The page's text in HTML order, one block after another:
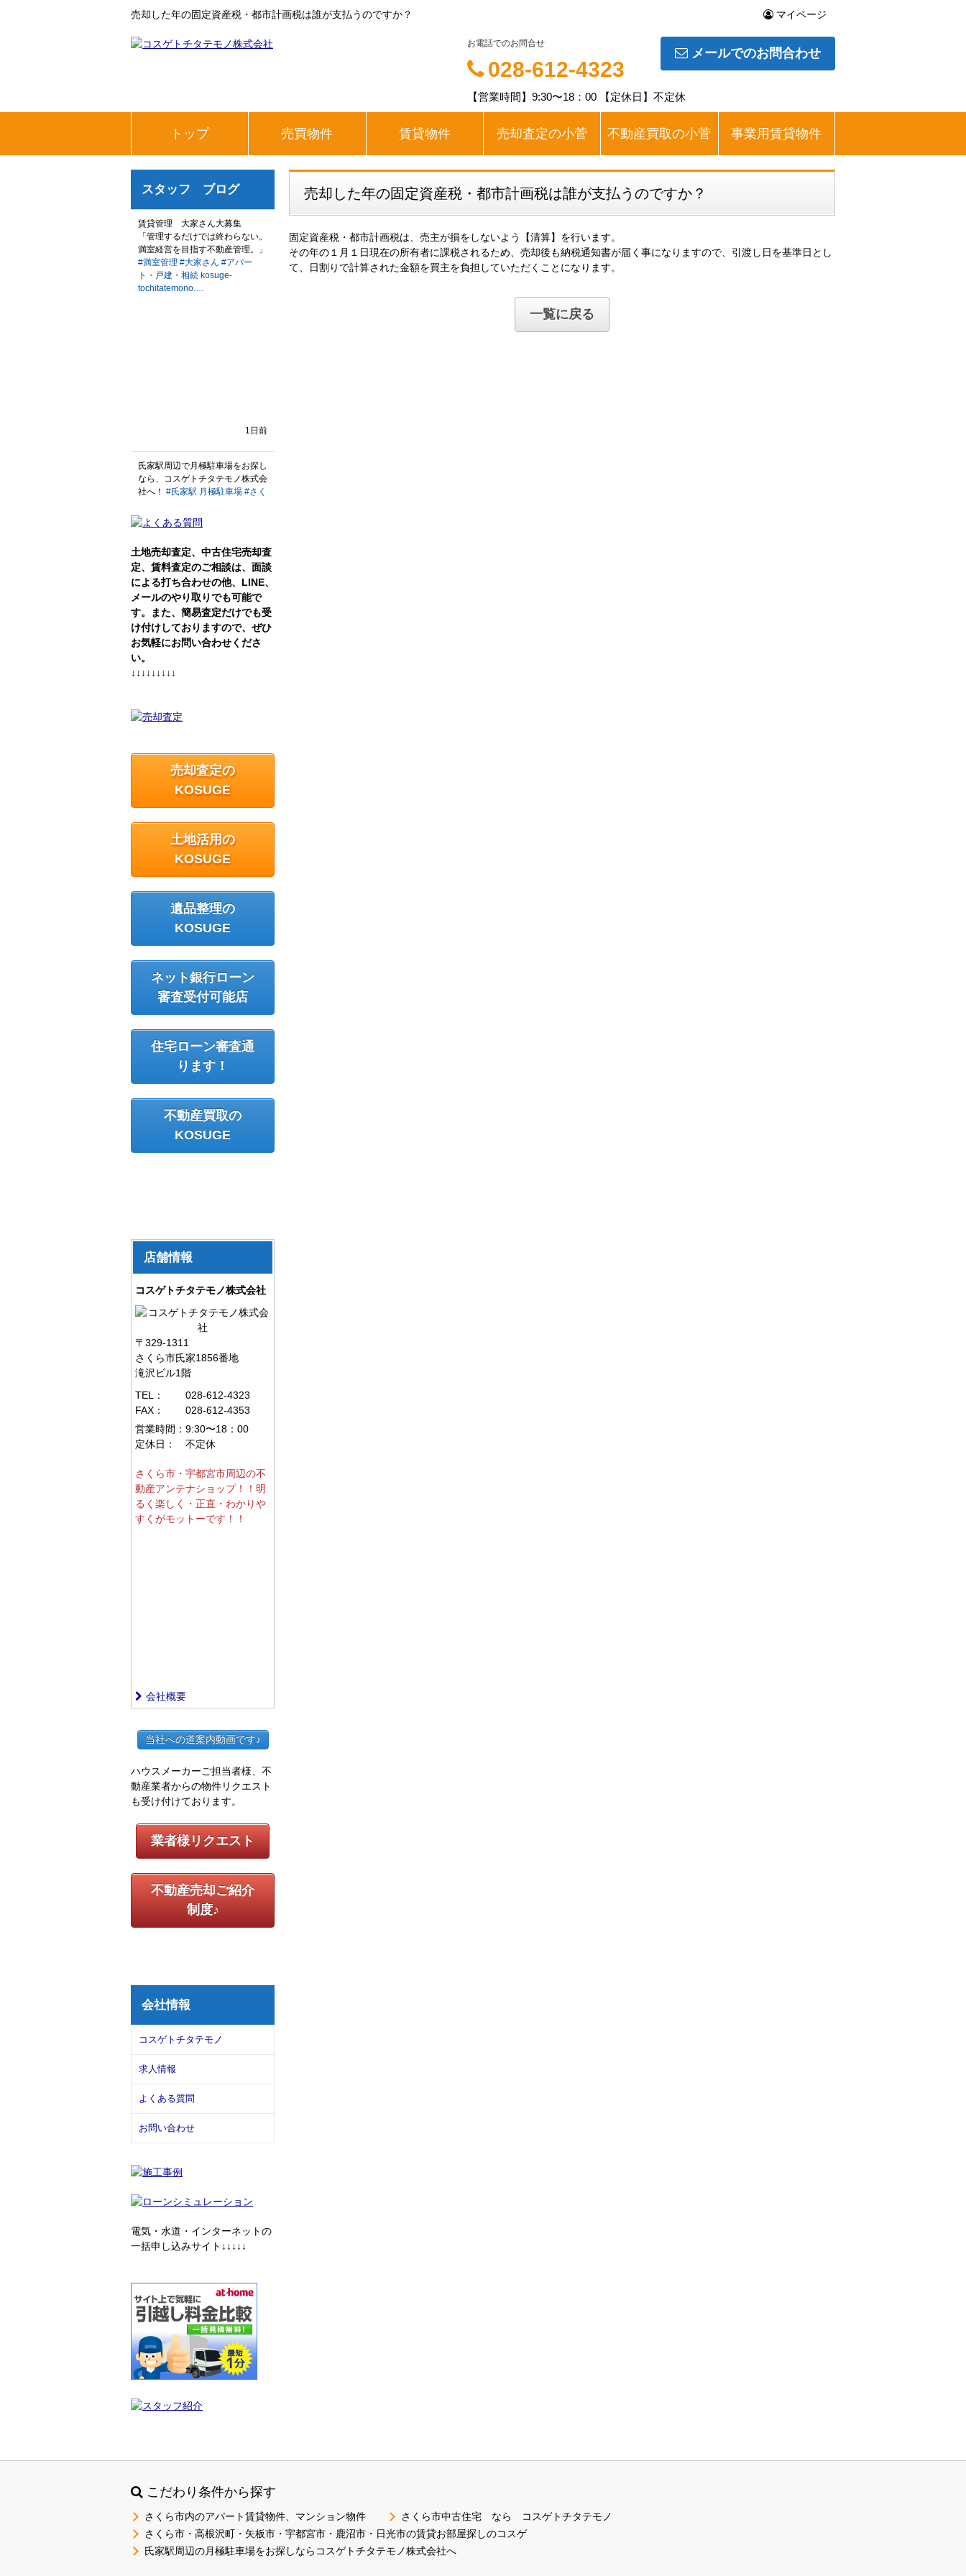
売却した年の固定資産税・都市計画税は誰が支払うのですか？ マイページ
メールでのお問合わせ
お電話でのお問合せ
028-612-4323
【営業時間】9:30〜18：00 【定休日】不定休
トップ 売買物件 賃貸物件 売却査定の小菅 不動産買取の小菅 事業用賃貸物件
スタッフ ブログ
土地売却査定、中古住宅売却査
定、賃料査定のご相談は、面談
による打ち合わせの他、LINE、
メールのやり取りでも可能で
す。また、簡易査定だけでも受
け付けしておりますので、ぜひ
お気軽にお問い合わせくださ
い。
↓↓↓↓↓↓↓↓↓
売却査定の
KOSUGE
土地活用の
KOSUGE
遺品整理の
KOSUGE
ネット銀行ローン
審査受付可能店
住宅ローン審査通
ります！
不動産買取の
KOSUGE
店舗情報
コスゲトチタテモノ株式会社
〒329-1311
さくら市氏家1856番地
滝沢ビル1階
TEL：
028-612-4323
FAX：
028-612-4353
営業時間： 9:30〜18：00
定休日：
不定休
さくら市・宇都宮市周辺の不
動産アンテナショップ！！明
るく楽しく・正直・わかりや
すくがモットーです！！
会社概要
当社への道案内動画です♪
ハウスメーカーご担当者様、不
動産業者からの物件リクエスト
も受け付けております。
業者様リクエスト
不動産売却ご紹介
制度♪
会社情報
コスゲトチタテモノ
求人情報
よくある質問
お問い合わせ
電気・水道・インターネットの
一括申し込みサイト↓↓↓↓↓
売却した年の固定資産税・都市計画税は誰が支払うのですか？
固定資産税・都市計画税は、売主が損をしないよう【清算】を行います。
その年の１月１日現在の所有者に課税されるため、売却後も納税通知書が届く事になりますので、引渡し日を基準日とし
て、日割りで計算された金額を買主を負担していただくことになります。
一覧に戻る
こだわり条件から探す
さくら市内のアパート賃貸物件、マンション物件
さくら市中古住宅 なら コスゲトチタテモノ
さくら市・高根沢町・矢板市・宇都宮市・鹿沼市・日光市の賃貸お部屋探しのコスゲ
氏家駅周辺の月極駐車場をお探しならコスゲトチタテモノ株式会社へ